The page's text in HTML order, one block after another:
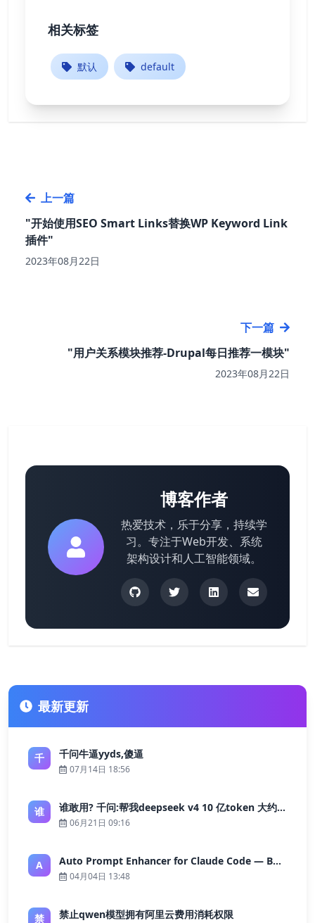
相关标签
默认 default
上一篇
"开始使用SEO Smart Links替换WP Keyword Link
插件"
2023年08月22日
下一篇
"用户关系模块推荐-Drupal每日推荐一模块"
2023年08月22日
博客作者
热爱技术，乐于分享，持续学
习。专注于Web开发、系统
架构设计和人工智能领域。
最新更新
千 千问牛逼yyds,傻逼
07月14日 18:56
谁 谁敢用? 千问:帮我deepseek v4 10 亿token 大约多少花费 ?
06月21日 09:16
A Auto Prompt Enhancer for Claude Code — Building a Highly Reliable AI Programming Workflow
04月04日 13:48
禁 禁止qwen模型拥有阿里云费用消耗权限